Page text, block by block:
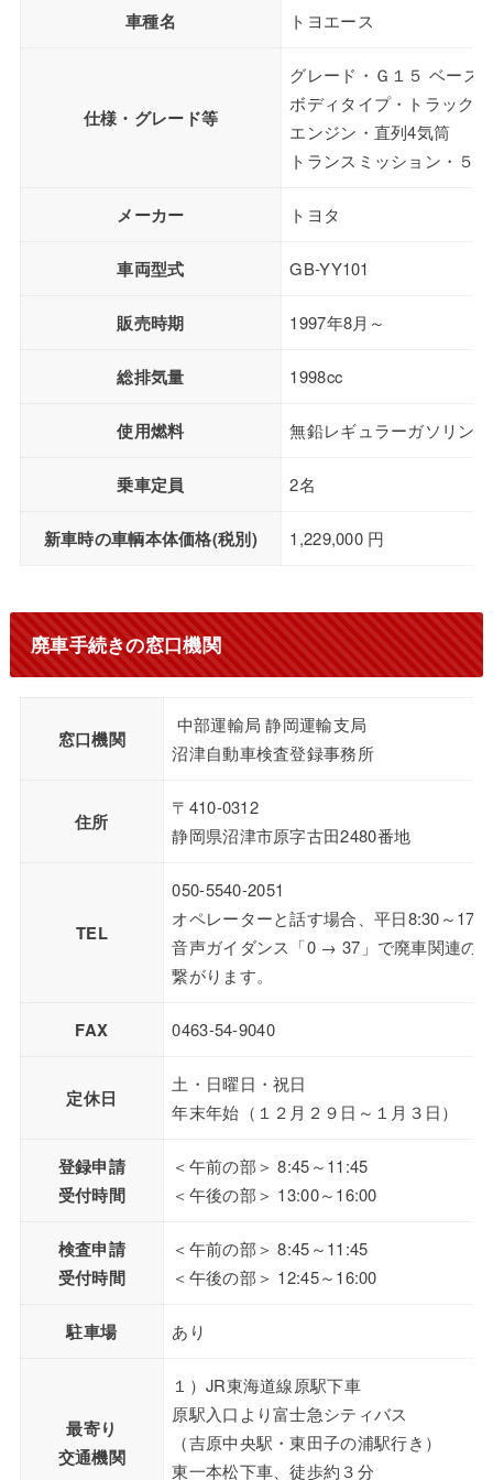
車種名 トヨエース
仕様・グレード等
グレード・Ｇ１５ ベース
ボディタイプ・トラック
エンジン・直列4気筒
トランスミッション・
メーカー トヨタ
車両型式 GB-YY101
販売時期 1997年8月～
総排気量 1998cc
使用燃料 無鉛レギュラーガソリン
乗車定員 2名
新車時の車輌本体価格(税別) 1,229,000 円
廃車手続きの窓口機関
窓口機関
中部運輸局 静岡運輸支局
沼津自動車検査登録事務所
住所
〒410-0312
静岡県沼津市原字古田2480番地
TEL
050-5540-2051
オペレーターと話す場合、平日8:30～
音声ガイダンス「0 → 37」で廃車関連の
繋がります。
FAX 0463-54-9040
定休日
土・日曜日・祝日
年末年始（１２月２９日～１月３日）
登録申請
受付時間
＜午前の部＞ 8:45～11:45
＜午後の部＞ 13:00～16:00
検査申請
受付時間
＜午前の部＞ 8:45～11:45
＜午後の部＞ 12:45～16:00
駐車場 あり
最寄り
交通機関
１）JR東海道線原駅下車
原駅入口より富士急シティバス
（吉原中央駅・東田子の浦駅行き）
東一本松下車、徒歩約３分